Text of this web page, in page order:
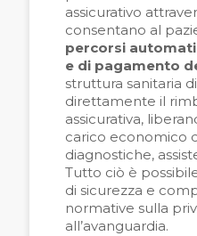
assicurativo
consentano al
percorsi
e di pagamento
struttura sanitaria
direttamente il
assicurativa,
carico economico
diagnostiche,
Tutto ciò è
di sicurezza e
normative sulla
all’avanguardia.